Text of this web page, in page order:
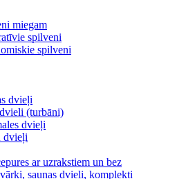
miegam
spilveni
spilveni
dvieļi
(turbāni)
dvieļi
dvieļi
ar uzrakstiem un bez
saunas dvieļi, komplekti